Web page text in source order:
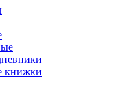
книжки